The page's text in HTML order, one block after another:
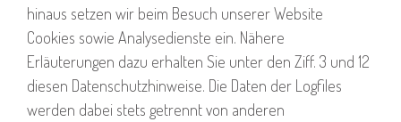
hinaus setzen wir beim Besuch unserer Website
Cookies sowie Analysedienste ein. Nähere
Erläuterungen dazu erhalten Sie unter den Ziff. 3 und 12
diesen Datenschutzhinweise. Die Daten der Logfiles
werden dabei stets getrennt von anderen